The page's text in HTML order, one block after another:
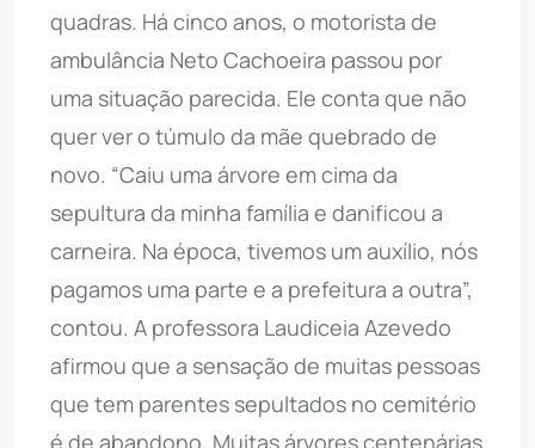
quadras. Há cinco anos, o motorista de
ambulância Neto Cachoeira passou por
uma situação parecida. Ele conta que não
quer ver o túmulo da mãe quebrado de
novo. “Caiu uma árvore em cima da
sepultura da minha família e danificou a
carneira. Na época, tivemos um auxílio, nós
pagamos uma parte e a prefeitura a outra”,
contou. A professora Laudiceia Azevedo
afirmou que a sensação de muitas pessoas
que tem parentes sepultados no cemitério